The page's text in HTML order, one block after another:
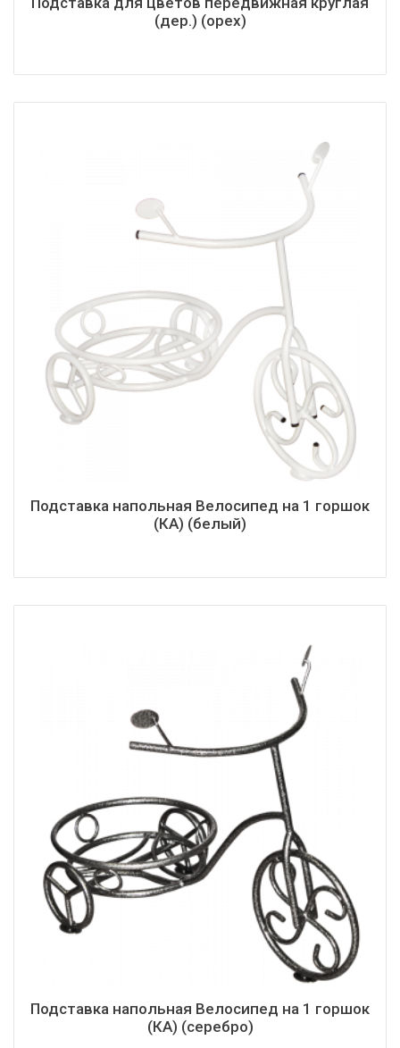
(дер.) (орех)
Подставка напольная Велосипед на 1 горшок
(КА) (белый)
Подставка напольная Велосипед на 1 горшок
(КА) (серебро)